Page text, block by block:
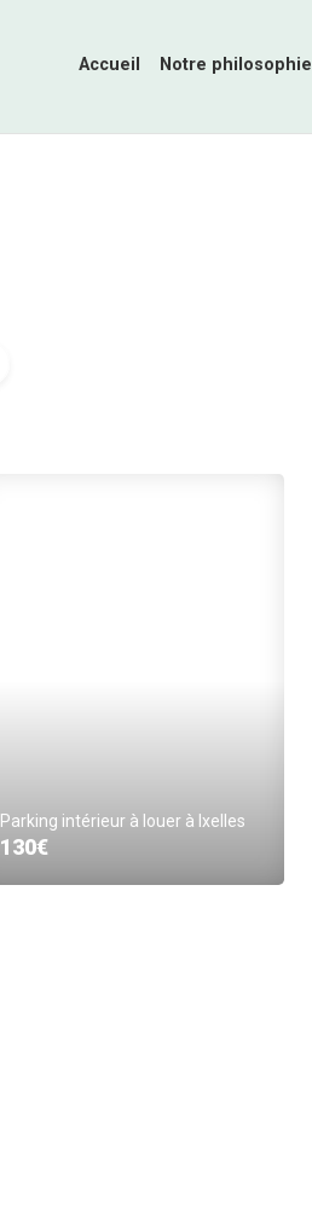
Accueil Notre philosophie
Parking intérieur à louer à Ixelles
130€